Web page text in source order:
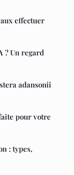
effectuer
? Un regard
adansonii
pour votre
: types,